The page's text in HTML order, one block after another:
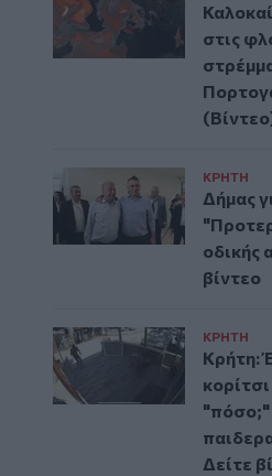
στις
ΚΡΗΤΗ
Δήμας
οδικής
βίντεο
ΚΡΗΤΗ
Κρήτη:
"πόσο;"
Δείτε